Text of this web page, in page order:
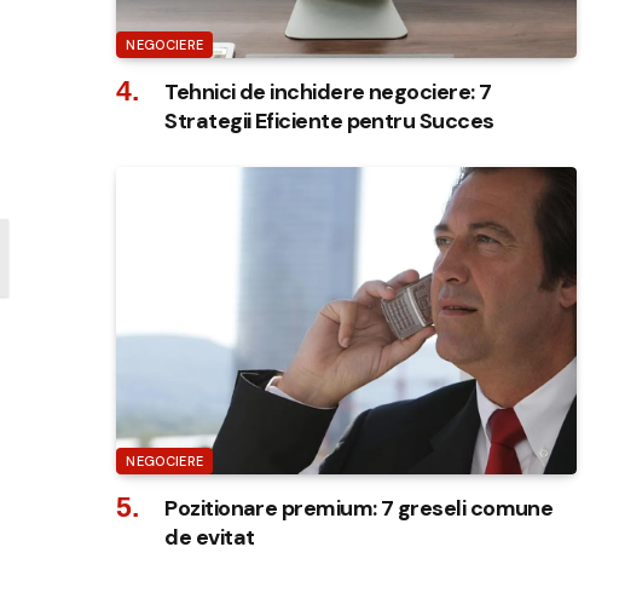
NEGOCIERE
Tehnici de inchidere negociere: 7
Strategii Eficiente pentru Succes
NEGOCIERE
Pozitionare premium: 7 greseli comune
de evitat